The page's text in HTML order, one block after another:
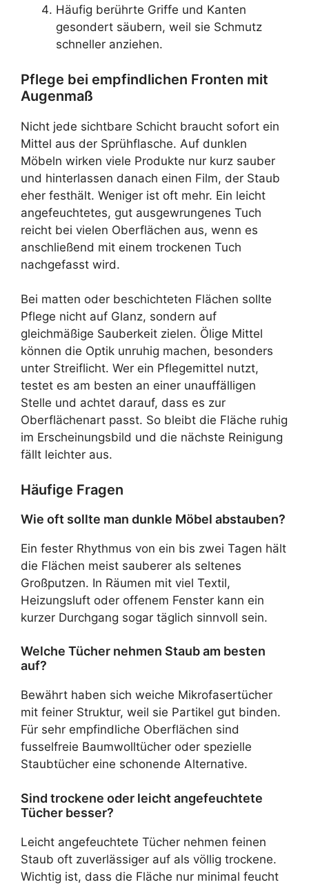
Häufig berührte Griffe und Kanten
gesondert säubern, weil sie Schmutz
schneller anziehen.
Pflege bei empfindlichen Fronten mit
Augenmaß
Nicht jede sichtbare Schicht braucht sofort ein
Mittel aus der Sprühflasche. Auf dunklen
Möbeln wirken viele Produkte nur kurz sauber
und hinterlassen danach einen Film, der Staub
eher festhält. Weniger ist oft mehr. Ein leicht
angefeuchtetes, gut ausgewrungenes Tuch
reicht bei vielen Oberflächen aus, wenn es
anschließend mit einem trockenen Tuch
nachgefasst wird.
Bei matten oder beschichteten Flächen sollte
Pflege nicht auf Glanz, sondern auf
gleichmäßige Sauberkeit zielen. Ölige Mittel
können die Optik unruhig machen, besonders
unter Streiflicht. Wer ein Pflegemittel nutzt,
testet es am besten an einer unauffälligen
Stelle und achtet darauf, dass es zur
Oberflächenart passt. So bleibt die Fläche ruhig
im Erscheinungsbild und die nächste Reinigung
fällt leichter aus.
Häufige Fragen
Wie oft sollte man dunkle Möbel abstauben?
Ein fester Rhythmus von ein bis zwei Tagen hält
die Flächen meist sauberer als seltenes
Großputzen. In Räumen mit viel Textil,
Heizungsluft oder offenem Fenster kann ein
kurzer Durchgang sogar täglich sinnvoll sein.
Welche Tücher nehmen Staub am besten
auf?
Bewährt haben sich weiche Mikrofasertücher
mit feiner Struktur, weil sie Partikel gut binden.
Für sehr empfindliche Oberflächen sind
fusselfreie Baumwolltücher oder spezielle
Staubtücher eine schonende Alternative.
Sind trockene oder leicht angefeuchtete
Tücher besser?
Leicht angefeuchtete Tücher nehmen feinen
Staub oft zuverlässiger auf als völlig trockene.
Wichtig ist, dass die Fläche nur minimal feucht